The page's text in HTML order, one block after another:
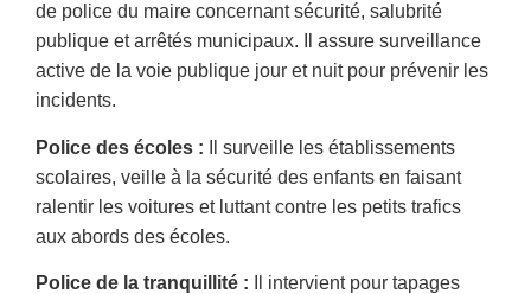
de police du maire concernant sécurité, salubrité
publique et arrêtés municipaux. Il assure surveillance
active de la voie publique jour et nuit pour prévenir les
incidents.
Police des écoles : Il surveille les établissements
scolaires, veille à la sécurité des enfants en faisant
ralentir les voitures et luttant contre les petits trafics
aux abords des écoles.
Police de la tranquillité : Il intervient pour tapages